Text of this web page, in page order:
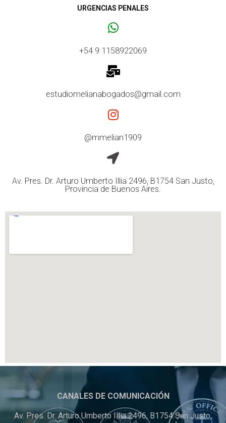
URGENCIAS PENALES
+54 9 1158922069
estudiomelianabogados@gmail.com
@mmelian1909
Av. Pres. Dr. Arturo Umberto Illia 2496, B1754 San Justo,
Provincia de Buenos Aires.
CANALES DE COMUNICACIÓN
Av. Pres. Dr. Arturo Umberto Illia 2496, B1754 San Justo,